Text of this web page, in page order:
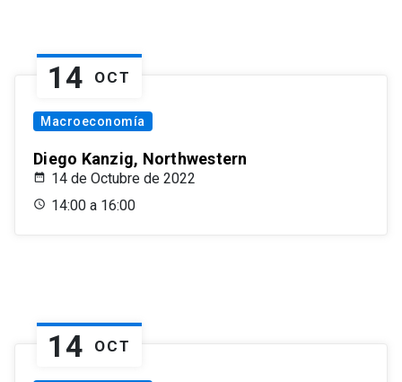
14 OCT
Macroeconomía
Diego Kanzig, Northwestern
14 de Octubre de 2022
14:00 a 16:00
14 OCT